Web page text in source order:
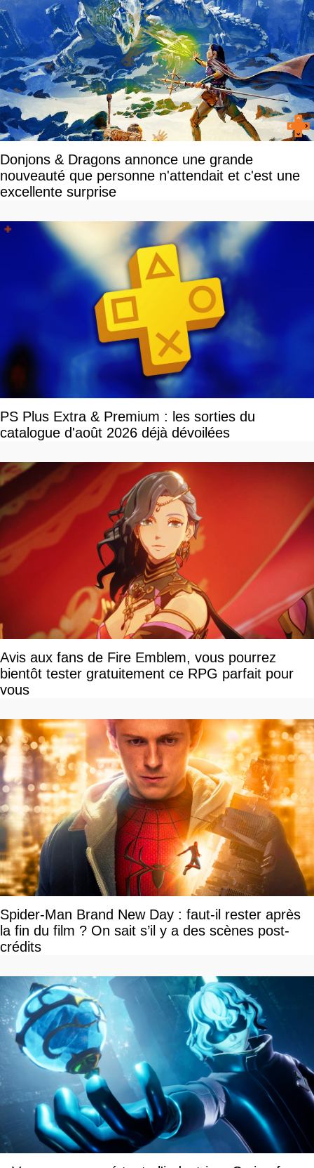
Donjons & Dragons annonce une grande
nouveauté que personne n'attendait et c'est une
excellente surprise
PS Plus Extra & Premium : les sorties du
catalogue d'août 2026 déjà dévoilées
Avis aux fans de Fire Emblem, vous pourrez
bientôt tester gratuitement ce RPG parfait pour
vous
Spider-Man Brand New Day : faut-il rester après
la fin du film ? On sait s’il y a des scènes post-
crédits